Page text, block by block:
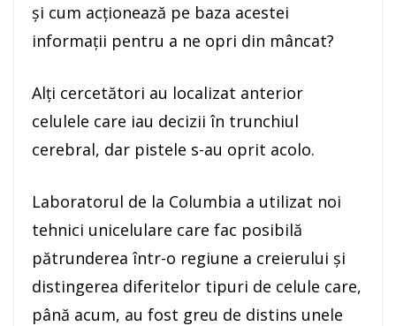
şi cum acţionează pe baza acestei
informaţii pentru a ne opri din mâncat?
Alţi cercetători au localizat anterior
celulele care iau decizii în trunchiul
cerebral, dar pistele s-au oprit acolo.
Laboratorul de la Columbia a utilizat noi
tehnici unicelulare care fac posibilă
pătrunderea într-o regiune a creierului şi
distingerea diferitelor tipuri de celule care,
până acum, au fost greu de distins unele